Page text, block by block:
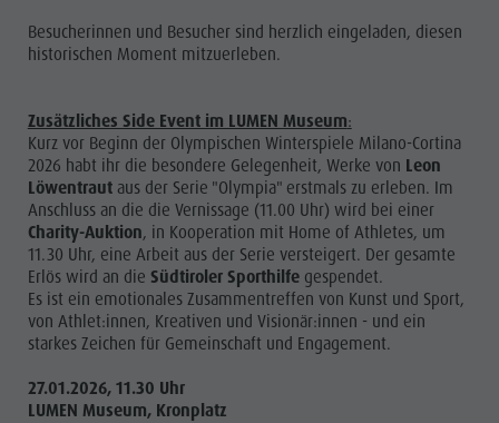
Besucherinnen und Besucher sind herzlich eingeladen, diesen
historischen Moment mitzuerleben.
Zusätzliches Side Event im LUMEN Museum:
Kurz vor Beginn der Olympischen Winterspiele Milano-Cortina
2026 habt ihr die besondere Gelegenheit, Werke von Leon
Löwentrautaus der Serie "Olympia" erstmals zu erleben. Im
Anschluss an die die Vernissage (11.00 Uhr) wird bei einer
Charity-Auktion, in Kooperation mit Home of Athletes, um
11.30 Uhr, eine Arbeit aus der Serie versteigert. Der gesamte
Erlös wird an die Südtiroler Sporthilfegespendet.
Es ist ein emotionales Zusammentreffen von Kunst und Sport,
von Athlet:innen, Kreativen und Visionär:innen - und ein
starkes Zeichen für Gemeinschaft und Engagement.
27.01.2026, 11.30 Uhr
LUMEN Museum, Kronplatz